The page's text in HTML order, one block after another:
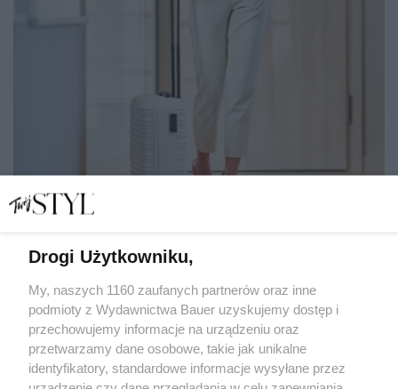
Okazało się, że jej gościnność nie jest bezinteresowna"
SPISAŁA: JOANNA ŁUKOWSKA
HISTORIE OSOBISTE
Drogi Użytkowniku,
My, naszych 1160 zaufanych partnerów oraz inne
podmioty z Wydawnictwa Bauer uzyskujemy dostęp i
przechowujemy informacje na urządzeniu oraz
przetwarzamy dane osobowe, takie jak unikalne
identyfikatory, standardowe informacje wysyłane przez